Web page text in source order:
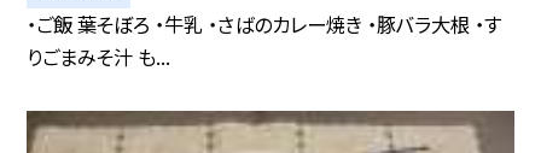
・ご飯 葉そぼろ ・牛乳 ・さばのカレー焼き ・豚バラ大根 ・す
りごまみそ汁 も...